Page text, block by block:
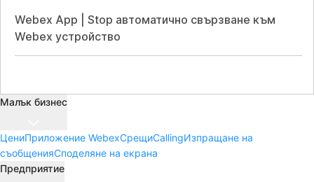
Webex App | Stop автоматично свързване към
Webex устройство
Малък бизнес
ЦениПриложение WebexСрещиCallingИзпращане на
съобщенияСподеляне на екрана
Предприятие